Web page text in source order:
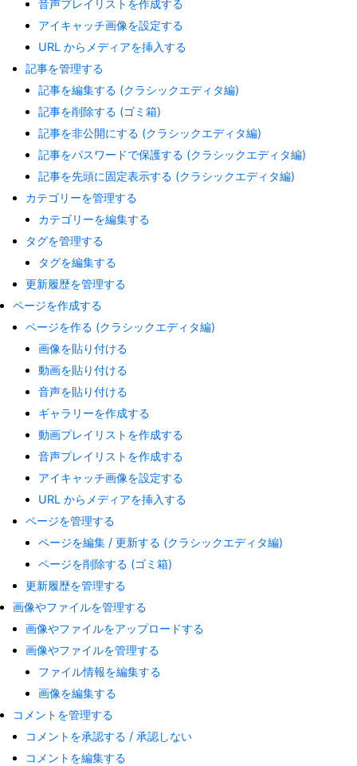
音声プレイリストを作成する
アイキャッチ画像を設定する
URL からメディアを挿入する
記事を管理する
記事を編集する (クラシックエディタ編)
記事を削除する (ゴミ箱)
記事を非公開にする (クラシックエディタ編)
記事をパスワードで保護する (クラシックエディタ編)
記事を先頭に固定表示する (クラシックエディタ編)
カテゴリーを管理する
カテゴリーを編集する
タグを管理する
タグを編集する
更新履歴を管理する
ページを作成する
ページを作る (クラシックエディタ編)
画像を貼り付ける
動画を貼り付ける
音声を貼り付ける
ギャラリーを作成する
動画プレイリストを作成する
音声プレイリストを作成する
アイキャッチ画像を設定する
URL からメディアを挿入する
ページを管理する
ページを編集 / 更新する (クラシックエディタ編)
ページを削除する (ゴミ箱)
更新履歴を管理する
画像やファイルを管理する
画像やファイルをアップロードする
画像やファイルを管理する
ファイル情報を編集する
画像を編集する
コメントを管理する
コメントを承認する / 承認しない
コメントを編集する